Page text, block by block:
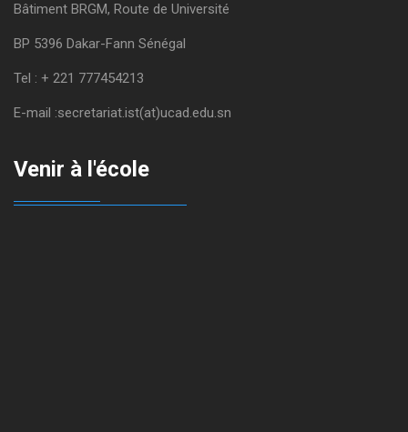
Bâtiment BRGM, Route de Université
BP 5396 Dakar-Fann Sénégal
Tel : + 221 777454213
E-mail :secretariat.ist(at)ucad.edu.sn
Venir à l'école